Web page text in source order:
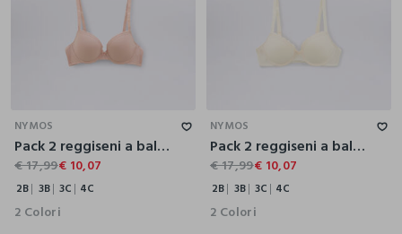
NYMOS
Pack 2 reggiseni a balconcino in jersey stretch donna
€ 17,99€ 10,07
2B 3B 3C 4C
2 Colori
NYMOS
Pack 2 reggiseni a balconcino in microfibra stretch donna
€ 17,99€ 10,07
2B 3B 3C 4C
2 Colori